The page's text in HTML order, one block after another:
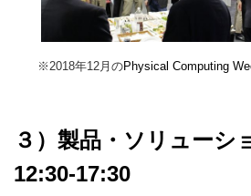
※2018年12月のPhysical Computing
３）製品・ソリュー
12:30-17:30